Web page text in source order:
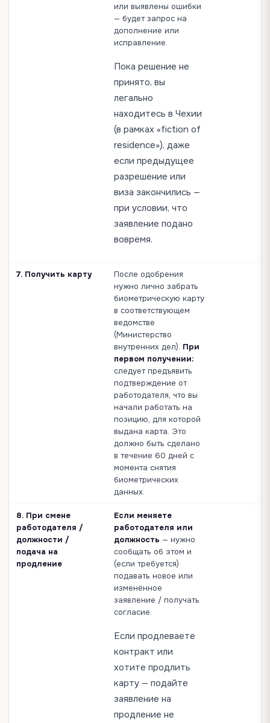
или выявлены ошибки
— будет запрос на
дополнение или
исправление.
Пока решение не
принято, вы
легально
находитесь в Чехии
(в рамках «fiction of
residence»), даже
если предыдущее
разрешение или
виза закончились —
при условии, что
заявление подано
вовремя.
7. Получить карту
После одобрения
нужно лично забрать
биометрическую карту
в соответствующем
ведомстве
(Министерство
внутренних дел). При
первом получении:
следует предъявить
подтверждение от
работодателя, что вы
начали работать на
позицию, для которой
выдана карта. Это
должно быть сделано
в течение 60 дней с
момента снятия
биометрических
данных.
8. При смене
работодателя /
должности /
подача на
продление
Если меняете
работодателя или
должность — нужно
сообщать об этом и
(если требуется)
подавать новое или
изменённое
заявление / получать
согласие.
Если продлеваете
контракт или
хотите продлить
карту — подайте
заявление на
продление не